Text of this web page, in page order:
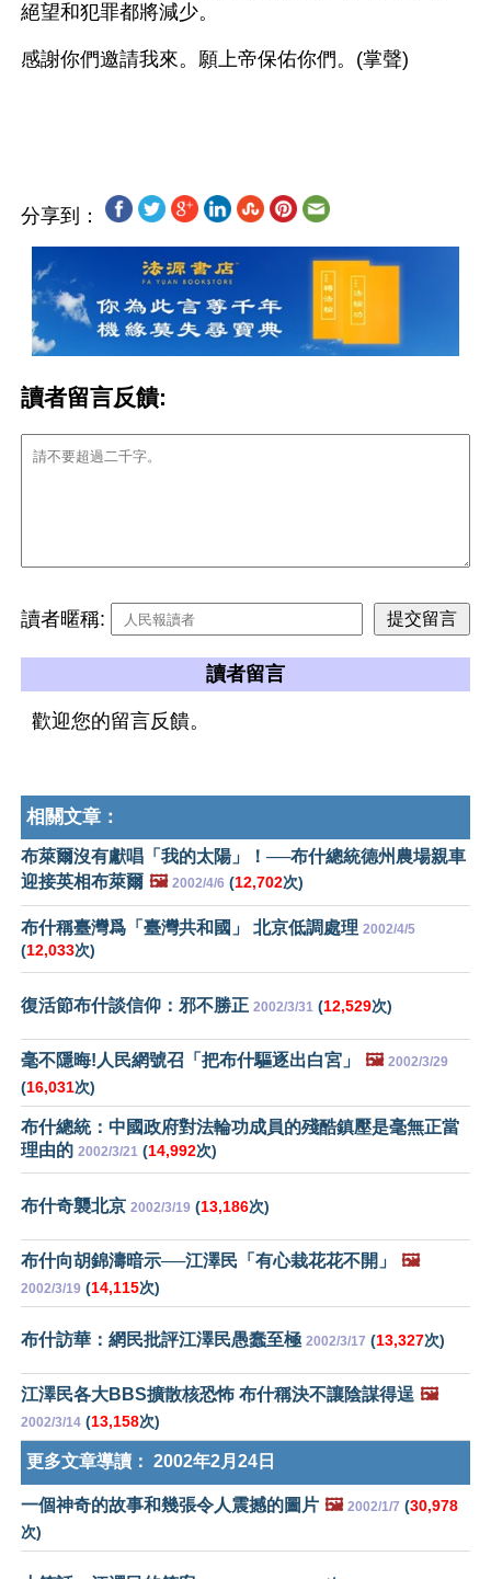
絕望和犯罪都將減少。
感謝你們邀請我來。願上帝保佑你們。(掌聲)
分享到：
讀者留言反饋:
讀者暱稱:
讀者留言
歡迎您的留言反饋。
相關文章：
布萊爾沒有獻唱「我的太陽」！──布什總統德州農場親車
迎接英相布萊爾 🖼️ 2002/4/6 (12,702次)
布什稱臺灣爲「臺灣共和國」 北京低調處理 2002/4/5
(12,033次)
復活節布什談信仰：邪不勝正 2002/3/31 (12,529次)
毫不隱晦!人民網號召「把布什驅逐出白宮」 🖼️ 2002/3/29
(16,031次)
布什總統：中國政府對法輪功成員的殘酷鎮壓是毫無正當
理由的 2002/3/21 (14,992次)
布什奇襲北京 2002/3/19 (13,186次)
布什向胡錦濤暗示──江澤民「有心栽花花不開」 🖼️
2002/3/19 (14,115次)
布什訪華：網民批評江澤民愚蠢至極 2002/3/17 (13,327次)
江澤民各大BBS擴散核恐怖 布什稱決不讓陰謀得逞 🖼️
2002/3/14 (13,158次)
更多文章導讀： 2002年2月24日
一個神奇的故事和幾張令人震撼的圖片 🖼️ 2002/1/7 (30,978
次)